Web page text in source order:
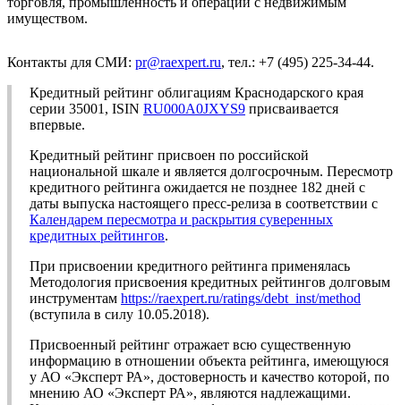
имуществом.
Контакты для СМИ: pr@raexpert.ru, тел.: +7 (495) 225-34-44.
Кредитный рейтинг облигациям Краснодарского края
серии 35001, ISIN RU000A0JXYS9 присваивается
впервые.
Кредитный рейтинг присвоен по российской
национальной шкале и является долгосрочным. Пересмотр
кредитного рейтинга ожидается не позднее 182 дней с
даты выпуска настоящего пресс-релиза в соответствии с
Календарем пересмотра и раскрытия суверенных
кредитных рейтингов.
При присвоении кредитного рейтинга применялась
Методология присвоения кредитных рейтингов долговым
инструментам https://raexpert.ru/ratings/debt_inst/method
(вступила в силу 10.05.2018).
Присвоенный рейтинг отражает всю существенную
информацию в отношении объекта рейтинга, имеющуюся
у АО «Эксперт РА», достоверность и качество которой, по
мнению АО «Эксперт РА», являются надлежащими.